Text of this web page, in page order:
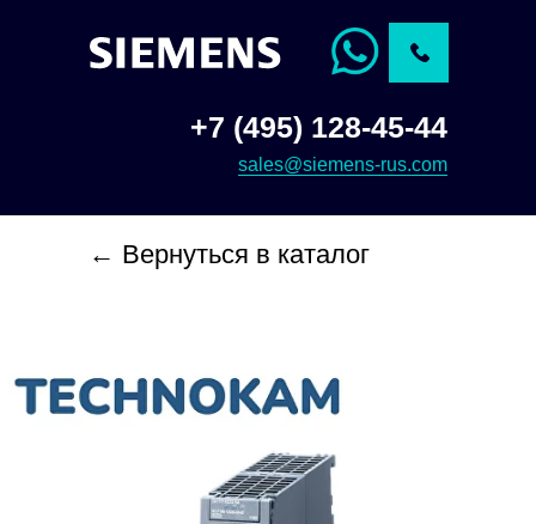
+7 (495) 128-45-44
sales@siemens-rus.com
← Вернуться в каталог